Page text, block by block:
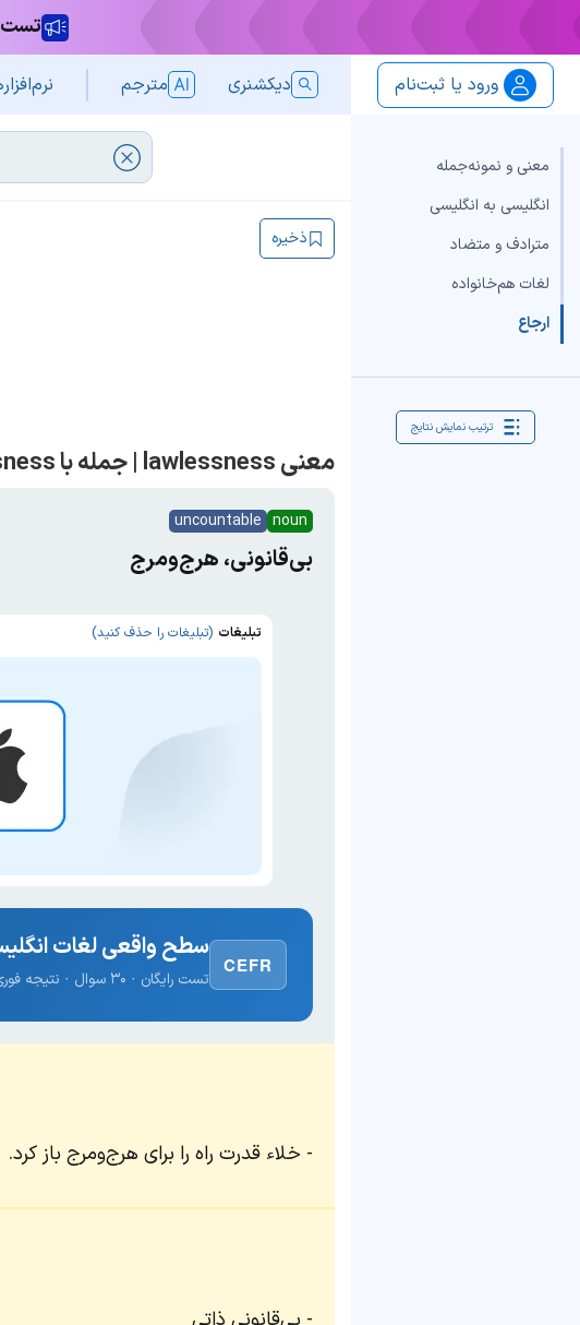
تست
ورود یا ثبت‌نام دیکشنری مترجم
معنی و نمونه‌جمله
انگلیسی به انگلیسی
مترادف و متضاد
لغات هم‌خانواده
ارجاع
ترتیب نمایش نتایج
ذخیره
معنی lawlessness | جمله با lawlessness
noun
uncountable
بی‌قانونی، هرج‌ومرج
تبلیغات (تبلیغات را حذف کنید)
CEFR
سطح واقعی لغات
تست رایگان · ۳۰ سوال · نتیجه فوری
خلاء قدرت راه را برای هرج‌ومرج باز کرد.